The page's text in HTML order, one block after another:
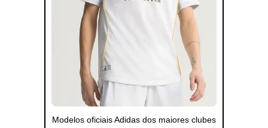
Modelos oficiais Adidas dos maiores clubes